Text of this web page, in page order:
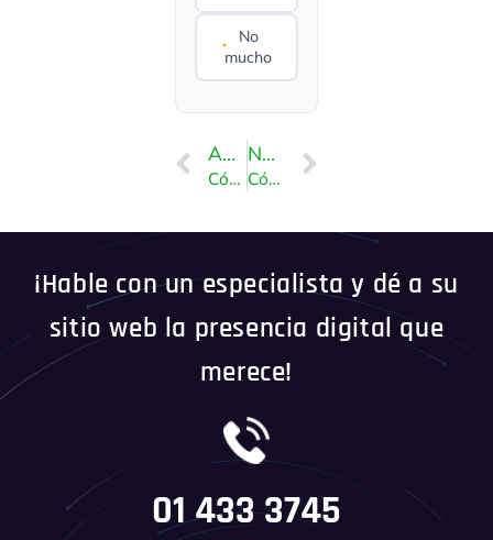
No
mucho
ANTERIOR
Cómo cambiar el idioma de su cuenta cPanel
NEXT
Cómo crear una nueva carpeta o archivos en el Administrador de archivos de cPanel
¡Hable con un especialista y dé a su
sitio web la presencia digital que
merece!
01 433 3745